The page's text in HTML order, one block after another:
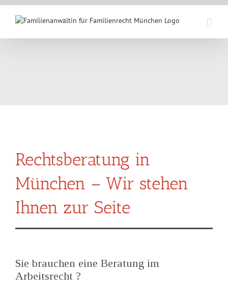
Rechtsberatung in
München – Wir stehen
Ihnen zur Seite
Sie brauchen eine Beratung im
Arbeitsrecht ?